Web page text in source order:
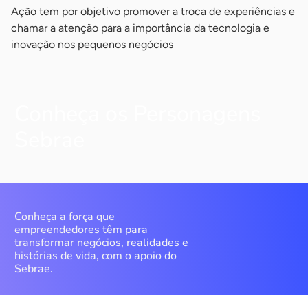
Ação tem por objetivo promover a troca de experiências e
chamar a atenção para a importância da tecnologia e
inovação nos pequenos negócios
Conheça a força que
empreendedores têm para
transformar negócios, realidades e
histórias de vida, com o apoio do
Sebrae.